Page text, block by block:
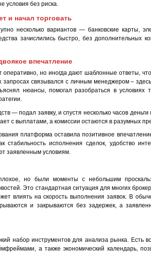
условия без риска.
и начал торговать
несколько вариантов — банковские карты,
зачислились быстро, без дополнительных
впечатление
но иногда дают шаблонные ответы, что
запросах связывался с личным менеджером –
нюансы, помогал разобраться в условиях
— подал заявку, и спустя несколько часов деньги
с выплатами, а комиссии остаются в разумных
платформа оставила позитивное
исполнения сделок, удобство
заявленным условиям.
но были моменты с небольшим
Это стандартная ситуация для многих
влиять на скорость выполнения заявок. В
и закрываются без задержек, а
набор инструментов для анализа рынка. Есть
а также экономический календарь,